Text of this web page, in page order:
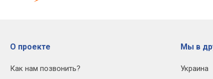
О проекте
Как нам позвонить?
Мы в
Украина